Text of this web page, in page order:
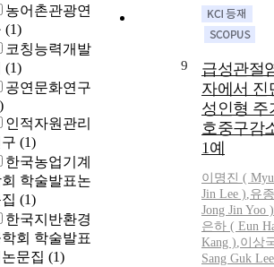
농어촌관광연
(1)
코칭능력개발
(1)
공연문화연구
인적자원관리
(1)
한국농업기계
학술발표논
(1)
한국지반환경
회 학술발표
문집 (1)
9
급성관절
자에서 진
성인형 주
호중구감
1예
이명진 (
Jin Lee ),유
Jong Jin Yoo )
은하 ( Eun
Kang ),이상
Sang Guk Lee